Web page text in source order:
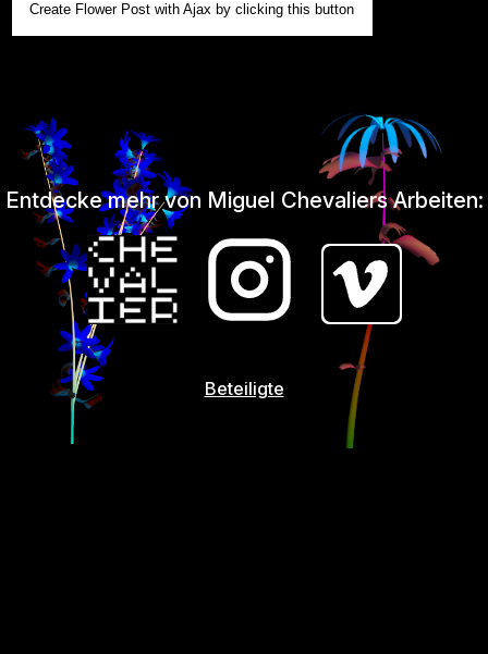
Create Flower Post with Ajax by clicking this button
Entdecke mehr von Miguel Chevaliers Arbeiten:
Beteiligte